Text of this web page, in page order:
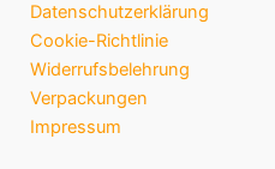
Datenschutzerklärung
Cookie-Richtlinie
Widerrufsbelehrung
Verpackungen
Impressum